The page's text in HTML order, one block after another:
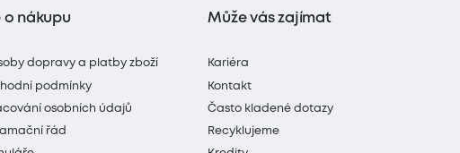
o nákupu
dopravy a platby zboží
podmínky
osobních údajů
řád
Může vás zajímat
Kariéra
Kontakt
Často kladené dotazy
Recyklujeme